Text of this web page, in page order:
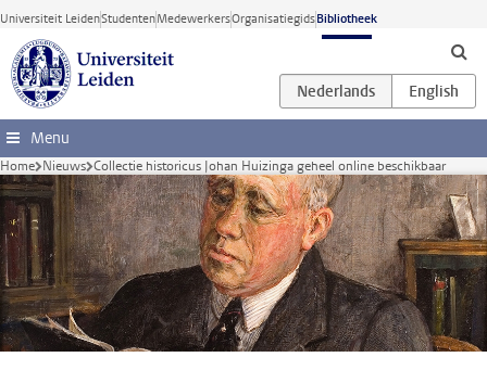
Ga direct naar de inhoud
Universiteit LeidenStudentenMedewerkersOrganisatiegidsBibliotheek
Menu
Home Nieuws Collectie historicus Johan Huizinga geheel online beschikbaar